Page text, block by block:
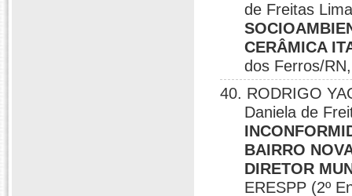
de Freitas
CERÂMICA
dos Ferros/
40. RODRIGO
Daniela de
BAIRRO
DIRETOR
ERESPP (2º